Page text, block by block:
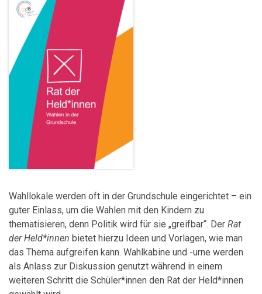
Wahllokale werden oft in der Grundschule eingerichtet – ein
guter Einlass, um die Wahlen mit den Kindern zu
thematisieren, denn Politik wird für sie „greifbar“. Der Rat
der Held*innen bietet hierzu Ideen und Vorlagen, wie man
das Thema aufgreifen kann. Wahlkabine und -urne werden
als Anlass zur Diskussion genutzt während in einem
weiteren Schritt die Schüler*innen den Rat der Held*innen